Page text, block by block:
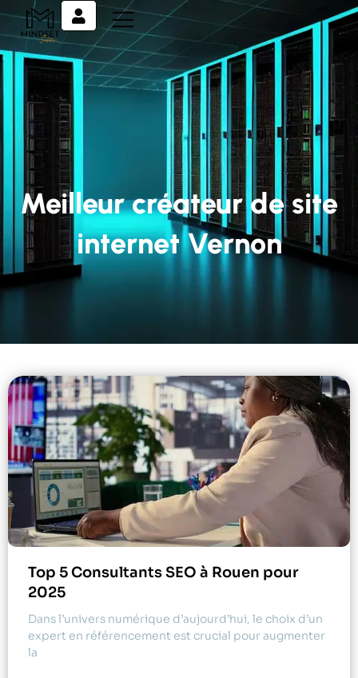
Meilleur créateur de site
internet Vernon
Top 5 Consultants SEO à Rouen pour
2025
Dans l’univers numérique d’aujourd’hui, le choix d’un
expert en référencement est crucial pour augmenter
la